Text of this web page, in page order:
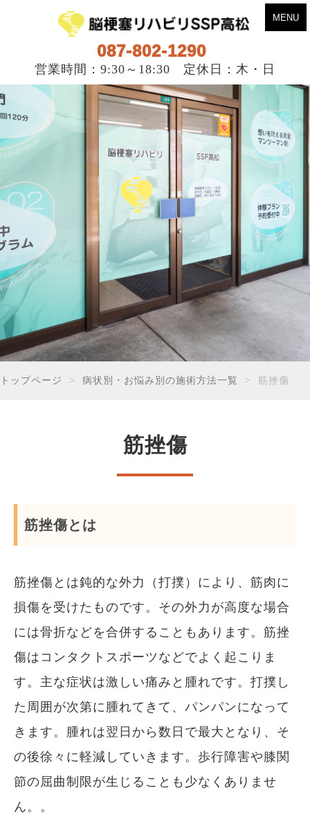
087-802-1290
営業時間：9:30～18:30 定休日：木・日
MENU
トップページ 病状別・お悩み別の施術方法一覧 筋挫傷
筋挫傷
筋挫傷とは
筋挫傷とは鈍的な外力（打撲）により、筋肉に
損傷を受けたものです。その外力が高度な場合
には骨折などを合併することもあります。筋挫
傷はコンタクトスポーツなどでよく起こりま
す。主な症状は激しい痛みと腫れです。打撲し
た周囲が次第に腫れてきて、パンパンになって
きます。腫れは翌日から数日で最大となり、そ
の後徐々に軽減していきます。歩行障害や膝関
節の屈曲制限が生じることも少なくありませ
ん。。